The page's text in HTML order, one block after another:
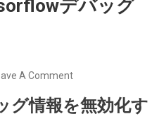
デバッグ
A CommentOn
3
グ情報を無効化す